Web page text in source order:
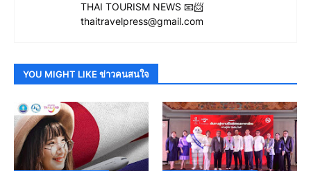
THAI TOURISM NEWS 📧📨
thaitravelpress@gmail.com
YOU MIGHT LIKE ข่าวคนสนใจ